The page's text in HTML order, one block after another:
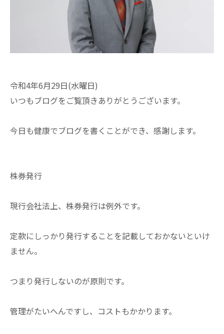
令和4年6月29日(水曜日)
いつもブログをご覧頂きありがとうございます。
今日も健康でブログを書くことができ、感謝します。
株券発行
現行会社法上、株券発行は例外です。
定款にしっかり発行することを記載しておかないといけ
ません。
つまり発行しないのが原則です。
管理がたいへんですし、コストもかかります。